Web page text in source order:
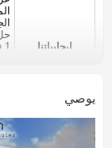
إيجابياتنا
1.Plan الترتيب
يوصي